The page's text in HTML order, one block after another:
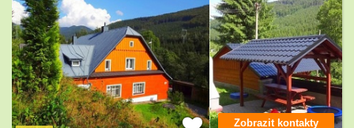
Zobrazit kontakty